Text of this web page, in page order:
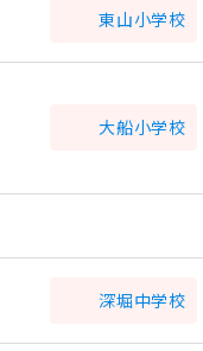
東山小学校
大船小学校
深堀中学校